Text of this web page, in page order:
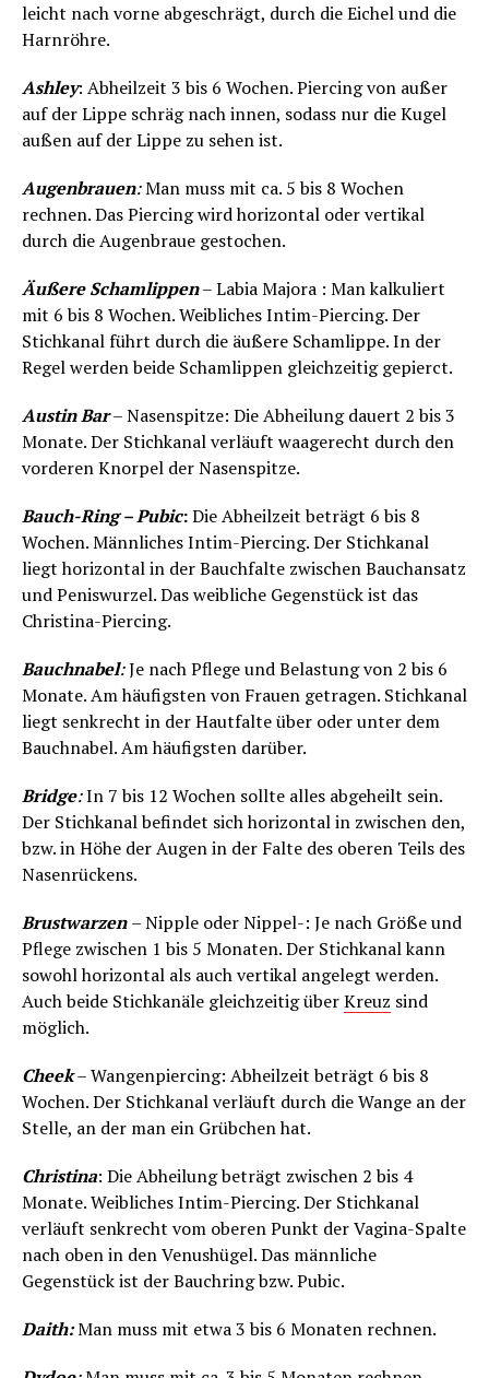
leicht nach vorne abgeschrägt, durch die Eichel und die
Harnröhre.
Ashley: Abheilzeit 3 bis 6 Wochen. Piercing von außer
auf der Lippe schräg nach innen, sodass nur die Kugel
außen auf der Lippe zu sehen ist.
Augenbrauen:Man muss mit ca. 5 bis 8 Wochen
rechnen. Das Piercing wird horizontal oder vertikal
durch die Augenbraue gestochen.
Äußere Schamlippen– Labia Majora : Man kalkuliert
mit 6 bis 8 Wochen. Weibliches Intim-Piercing. Der
Stichkanal führt durch die äußere Schamlippe. In der
Regel werden beide Schamlippen gleichzeitig gepierct.
Austin Bar– Nasenspitze: Die Abheilung dauert 2 bis 3
Monate. Der Stichkanal verläuft waagerecht durch den
vorderen Knorpel der Nasenspitze.
Bauch-Ring – Pubic:Die Abheilzeit beträgt 6 bis 8
Wochen. Männliches Intim-Piercing. Der Stichkanal
liegt horizontal in der Bauchfalte zwischen Bauchansatz
und Peniswurzel. Das weibliche Gegenstück ist das
Christina-Piercing.
Bauchnabel:Je nach Pflege und Belastung von 2 bis 6
Monate. Am häufigsten von Frauen getragen. Stichkanal
liegt senkrecht in der Hautfalte über oder unter dem
Bauchnabel. Am häufigsten darüber.
Bridge:In 7 bis 12 Wochen sollte alles abgeheilt sein.
Der Stichkanal befindet sich horizontal in zwischen den,
bzw. in Höhe der Augen in der Falte des oberen Teils des
Nasenrückens.
Brustwarzen – Nipple oder Nippel-: Je nach Größe und
Pflege zwischen 1 bis 5 Monaten. Der Stichkanal kann
sowohl horizontal als auch vertikal angelegt werden.
Auch beide Stichkanäle gleichzeitig überKreuz sind
möglich.
Cheek– Wangenpiercing: Abheilzeit beträgt 6 bis 8
Wochen. Der Stichkanal verläuft durch die Wange an der
Stelle, an der man ein Grübchen hat.
Christina: Die Abheilung beträgt zwischen 2 bis 4
Monate. Weibliches Intim-Piercing. Der Stichkanal
verläuft senkrecht vom oberen Punkt der Vagina-Spalte
nach oben in den Venushügel. Das männliche
Gegenstück ist der Bauchring bzw. Pubic.
Daith:Man muss mit etwa 3 bis 6 Monaten rechnen.